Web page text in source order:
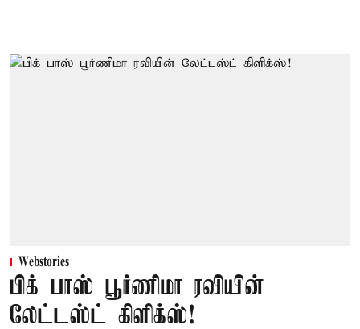
Webstories
பிக் பாஸ் பூர்ணிமா ரவியின்
லேட்டஸ்ட் கிளிக்ஸ்!